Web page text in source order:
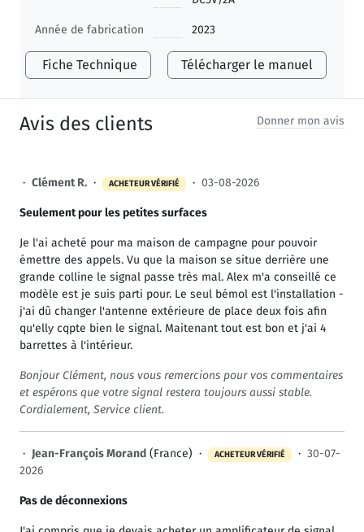
Année de fabrication 2023
Fiche Technique Télécharger le manuel
Avis des clients Donner mon avis
· Clément R. · ACHETEUR VÉRIFIÉ · 03-08-2026
Seulement pour les petites surfaces
Je l'ai acheté pour ma maison de campagne pour pouvoir
émettre des appels. Vu que la maison se situe derrière une
grande colline le signal passe très mal. Alex m'a conseillé ce
modèle est je suis parti pour. Le seul bémol est l'installation -
j'ai dû changer l'antenne extérieure de place deux fois afin
qu'ellу cqpte bien le signal. Maitenant tout est bon et j'ai 4
barrettes à l'intérieur.
Bonjour Clément, nous vous remercions pour vos commentaires
et espérons que votre signal restera toujours aussi stable.
Cordialement, Service client.
· Jean-François Morand (France) · ACHETEUR VÉRIFIÉ · 30-07-
2026
Pas de déconnexions